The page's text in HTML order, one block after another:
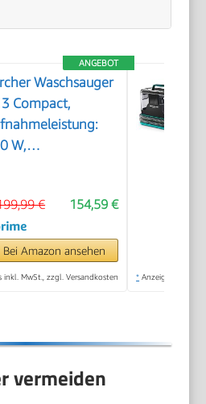
ANGEBOT
Waschsauger
3 Compact,
W,
4,1 kg,
Waschfugendüse,
154,59 €
€
Bei Amazon ansehen
inkl. MwSt., zzgl. Versandkosten * Anzeige
vermeiden